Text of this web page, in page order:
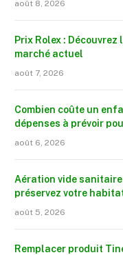
août 8, 2026
Prix Rolex :
marché actuel
août 7, 2026
Combien coûte un
dépenses à prévoir
août 6, 2026
Aération vide
préservez votre
août 5, 2026
Remplacer produit